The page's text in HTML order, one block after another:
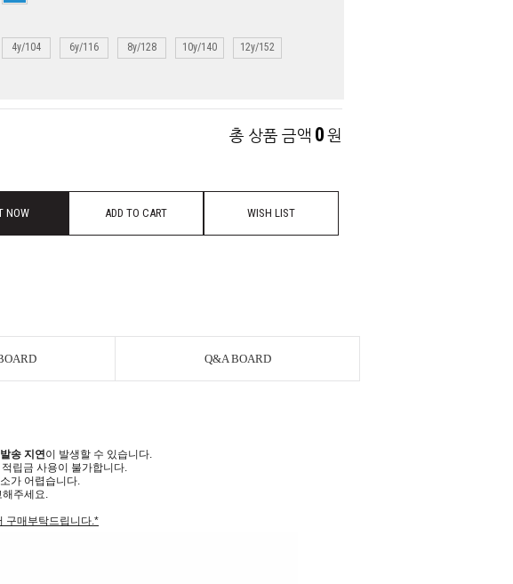
4y/104 6y/116 8y/128 10y/140 12y/152
총 상품 금액 0원
NOW ADD TO CART WISH LIST
Q&A BOARD
송 지연이 발생할 수 있습니다.
립금 사용이 불가합니다.
가 어렵습니다.
주세요.
구매부탁드립니다.*